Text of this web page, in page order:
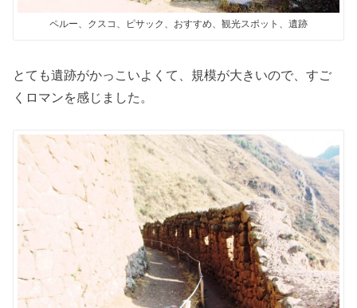
ペルー、クスコ、ピサック、おすすめ、観光スポット、遺跡
とても遺跡がかっこいよくて、規模が大きいので、すご
くロマンを感じました。